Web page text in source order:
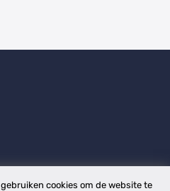
cookies om de website te